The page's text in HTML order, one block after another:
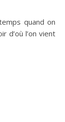
quand on
d’où l’on vient